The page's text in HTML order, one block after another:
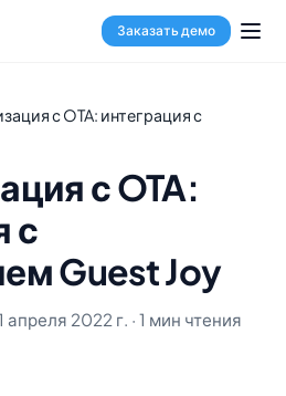
Заказать демо
с OTA: интеграция с
с OTA:
с
Guest Joy
апреля 2022 г. · 1 мин чтения